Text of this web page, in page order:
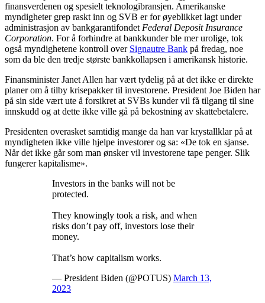
finansverdenen og spesielt teknologibransjen. Amerikanske
myndigheter grep raskt inn og SVB er for øyeblikket lagt under
administrasjon av bankgarantifondet Federal Deposit Insurance
Corporation. For å forhindre at bankkunder ble mer urolige, tok
også myndighetene kontroll over Signautre Bank på fredag, noe
som da ble den tredje største bankkollapsen i amerikansk historie.
Finansminister Janet Allen har vært tydelig på at det ikke er direkte
planer om å tilby krisepakker til investorene. President Joe Biden har
på sin side vært ute å forsikret at SVBs kunder vil få tilgang til sine
innskudd og at dette ikke ville gå på bekostning av skattebetalere.
Presidenten overasket samtidig mange da han var krystallklar på at
myndigheten ikke ville hjelpe investorer og sa: «De tok en sjanse.
Når det ikke går som man ønsker vil investorene tape penger. Slik
fungerer kapitalisme».
Investors in the banks will not be
protected.
They knowingly took a risk, and when
risks don’t pay off, investors lose their
money.
That’s how capitalism works.
— President Biden (@POTUS) March 13,
2023